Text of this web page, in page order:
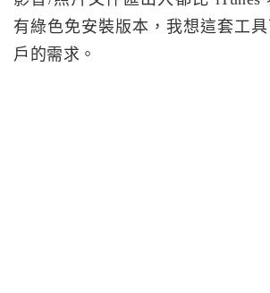
有綠色免安裝版本，我想這套工
戶的需求。